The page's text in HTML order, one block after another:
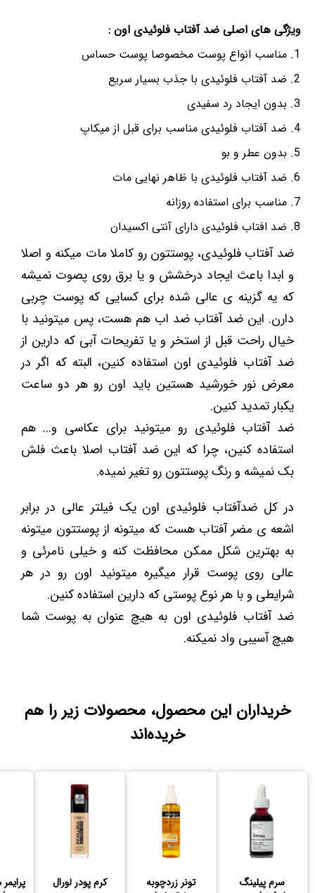
ویژگی های اصلی ضد آفتاب فلوئیدی اون :
مناسب انواع پوست مخصوصا پوست حساس
ضد آفتاب فلوئیدی با جذب بسیار سریع
بدون ایجاد رد سفیدی
ضد آفتاب فلوئیدی مناسب برای قبل از میکاپ
بدون عطر و بو
ضد آفتاب فلوئیدی با ظاهر نهایی مات
مناسب برای استفاده روزانه
ضد افتاب فلوئیدی دارای آنتی اکسیدان
ضد آفتاب فلوئیدی، پوستتون رو کاملا مات میکنه و اصلا
و ابدا باعث ایجاد درخشش و یا برق روی پصوت نمیشه
که یه گزینه ی عالی شده برای کسایی که پوست چربی
دارن. این ضد آفتاب ضد اب هم هست، پس میتونید با
خیال راحت قبل از استخر و یا تفریحات آبی که دارین از
ضد آفتاب فلوئیدی اون استفاده کنین، البته که اگر در
معرض نور خورشید هستین باید اون رو هر دو ساعت
یکبار تمدید کنین.
ضد آفتاب فلوئیدی رو میتونید برای عکاسی و... هم
استفاده کنین، چرا که این ضد آفتاب اصلا باعث فلش
بک نمیشه و رنگ پوستتون رو تغیر نمیده.
در کل ضدآفتاب فلوئیدی اون یک فیلتر عالی در برابر
اشعه ی مضر آفتاب هست که میتونه از پوستتون میتونه
به بهترین شکل ممکن محافظت کنه و خیلی نامرئی و
عالی روی پوست قرار میگیره میتونید اون رو در هر
شرایطی و با هر نوع پوستی که دارین استفاده کنین.
ضد آفتاب فلوئیدی اون به هیچ عنوان به پوست شما
هیچ آسیبی واد نمیکنه.
خریداران این محصول، محصولات زیر را هم
خریده‌اند
سرم پیلینگ
تونر زردچوبه
کرم پودر لورال